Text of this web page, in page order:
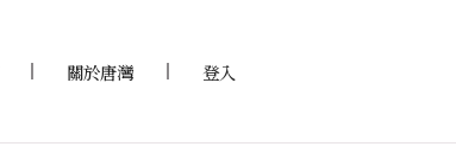
關於唐灣 登入